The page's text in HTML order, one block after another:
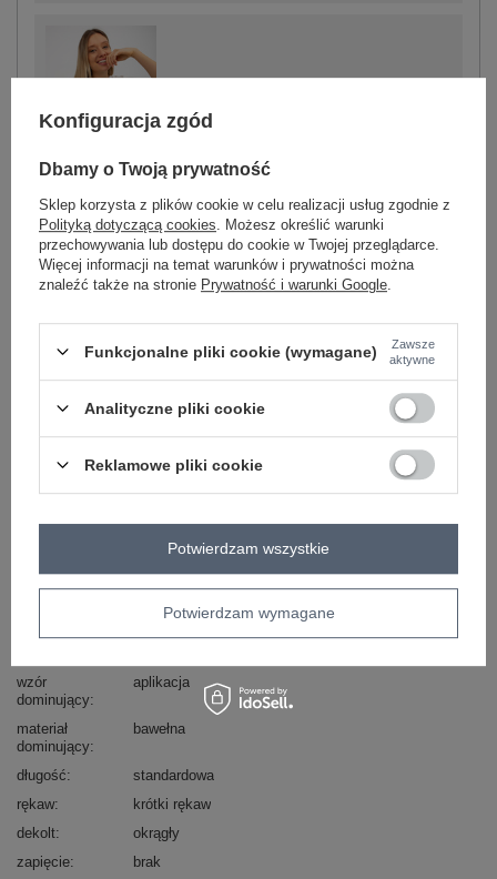
Zobacz wszystkie kolory (+1)
ZALOGUJ SIĘ I ZOBACZ CENĘ
Zadzwoń+48 601 547 740 Zadaj pytanie
skład materiału : 85% bawełna , 15% elastan
sposób prania : pranie w pralce w 30°C
typ produktu
bluzka codzienna
wzór
dominujący
aplikacja
materiał
dominujący
bawełna
długość
standardowa
rękaw
krótki rękaw
dekolt
okrągły
zapięcie
brak
Konfiguracja zgód
Dbamy o Twoją prywatność
Sklep korzysta z plików cookie w celu realizacji usług zgodnie z
Polityką dotyczącą cookies . Możesz określić warunki
przechowywania lub dostępu do cookie w Twojej przeglądarce.
Więcej informacji na temat warunków i prywatności można
znaleźć także na stronie Prywatność i warunki Google
Funkcjonalne pliki cookie (wymagane)
Zawsze
aktywne
Analityczne pliki cookie
Reklamowe pliki cookie
Potwierdzam wymagane
Potwierdzam wszystkie